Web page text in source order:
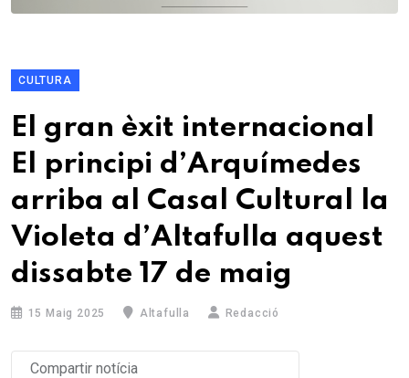
CULTURA
El gran èxit internacional
El principi d’Arquímedes
arriba al Casal Cultural la
Violeta d’Altafulla aquest
dissabte 17 de maig
15 Maig 2025 Altafulla Redacció
Compartir notícia